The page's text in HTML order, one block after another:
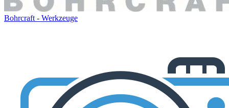
Bohrcraft - Werkzeuge